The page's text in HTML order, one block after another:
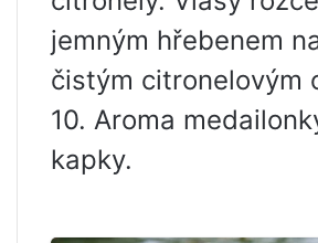
jemným hřebenem
čistým citronelovým
10. Aroma
kapky.